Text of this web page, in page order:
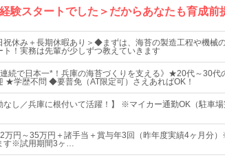
験スタートでした＞だからあなたも育成
祝休み＋長期休暇あり＞◆まずは、海苔の製造工程や機械
ト！実務は先輩が少しずつ教えていきます
連続で日本一*！兵庫の海苔づくりを支える》★20代～30
★学歴不問 ◆要普免（AT限定可）さえあればOK！
なし／兵庫に根付いて活躍！】 ※マイカー通勤OK（駐車
万円～35万円＋諸手当＋賞与年3回（昨年度実績4ヶ月分
す※試用期間3ヶ…